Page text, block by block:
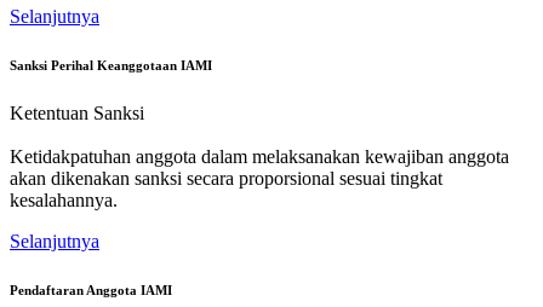
Selanjutnya
Sanksi Perihal Keanggotaan IAMI
Ketentuan Sanksi
Ketidakpatuhan anggota dalam melaksanakan kewajiban anggota
akan dikenakan sanksi secara proporsional sesuai tingkat
kesalahannya.
Selanjutnya
Pendaftaran Anggota IAMI